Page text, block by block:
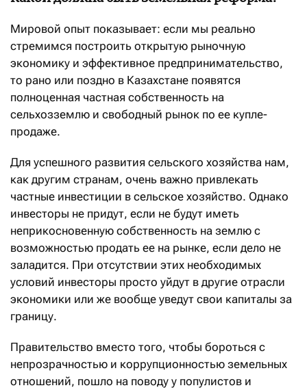
Мировой опыт показывает: если мы реально
стремимся построить открытую рыночную
экономику и эффективное предпринимательство,
то рано или поздно в Казахстане появятся
полноценная частная собственность на
сельхозземлю и свободный рынок по ее купле-
продаже.
Для успешного развития сельского хозяйства нам,
как другим странам, очень важно привлекать
частные инвестиции в сельское хозяйство. Однако
инвесторы не придут, если не будут иметь
неприкосновенную собственность на землю с
возможностью продать ее на рынке, если дело не
заладится. При отсутствии этих необходимых
условий инвесторы просто уйдут в другие отрасли
экономики или же вообще уведут свои капиталы за
границу.
Правительство вместо того, чтобы бороться с
непрозрачностью и коррупционностью земельных
отношений, пошло на поводу у популистов и